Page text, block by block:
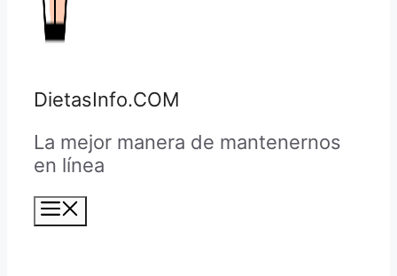
DietasInfo.COM
La mejor manera de mantenernos
en línea